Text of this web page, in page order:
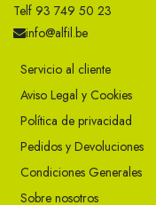
Telf 93 749 50 23
info@alfil.be
Servicio al cliente
Aviso Legal y Cookies
Política de privacidad
Pedidos y Devoluciones
Condiciones Generales
Sobre nosotros